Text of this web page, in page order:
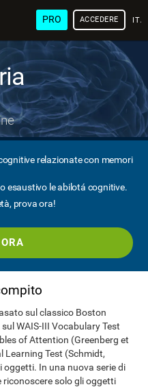
PRO ACCEDERE
relazionate con memori
esaustivo le abilotá cognitive.
prova ora!
sul classico Boston
WAIS-III Vocabulary Test
of Attention (Greenberg et
Learning Test (Schmidt,
oggetti. In una nuova serie di
solo gli oggetti